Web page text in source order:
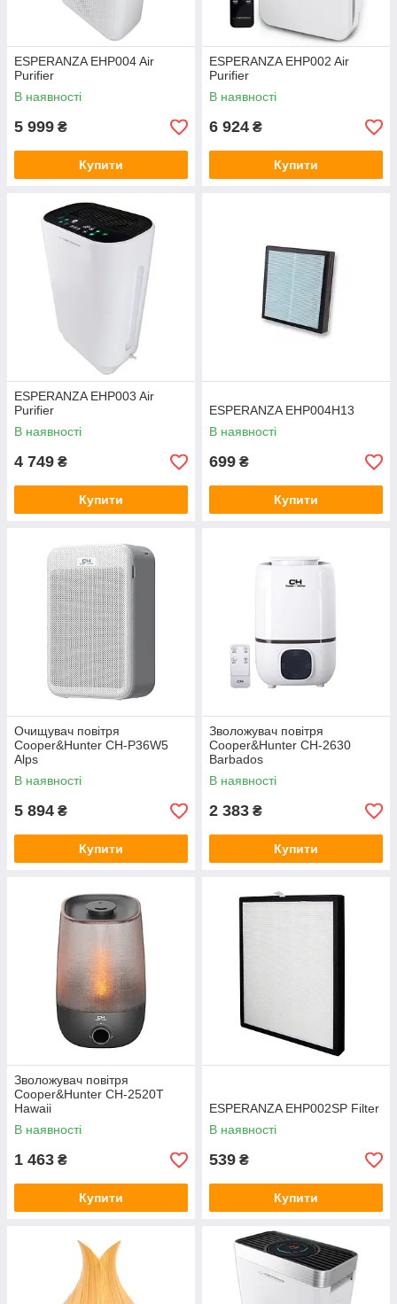
ESPERANZA EHP004 Air
Purifier
В наявності
5 999 ₴
Купити
ESPERANZA EHP002 Air
Purifier
В наявності
6 924 ₴
Купити
ESPERANZA EHP003 Air
Purifier
В наявності
4 749 ₴
Купити
ESPERANZA EHP004H13
В наявності
699 ₴
Купити
Очищувач повітря
Cooper&Hunter CH-P36W5
Alps
В наявності
5 894 ₴
Купити
Зволожувач повітря
Cooper&Hunter CH-2630
Barbados
В наявності
2 383 ₴
Купити
Зволожувач повітря
Cooper&Hunter CH-2520Т
Hawaii
В наявності
1 463 ₴
Купити
ESPERANZA EHP002SP Filter
В наявності
539 ₴
Купити